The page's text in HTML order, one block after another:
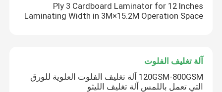
Ply 3 Cardboard Laminator for 12 Inches
Laminating Width in 3M×15.2M Operation Space
آلة تغليف الفلوت
120GSM-800GSM آلة تغليف الفلوت العلوية للورق
التي تعمل باللمس آلة تغليف الليثو